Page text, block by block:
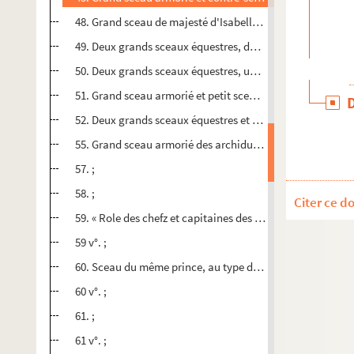
48. Grand sceau de majesté d'Isabelle de Castille et
49. Deux grands sceaux équestres, deux contre-sceaux
50. Deux grands sceaux équestres, un sceau armorié et
51. Grand sceau armorié et petit sceau de Marguerite
52. Deux grands sceaux équestres et deux contre-
55. Grand sceau armorié des archiducs Albert et Isabelle;
57. ;
58. ;
59. « Role des chefz et capitaines des compagnies
59 v°. ;
60. Sceau du même prince, au type du navire, pour le
60 v°. ;
61. ;
61 v°. ;
Citer ce